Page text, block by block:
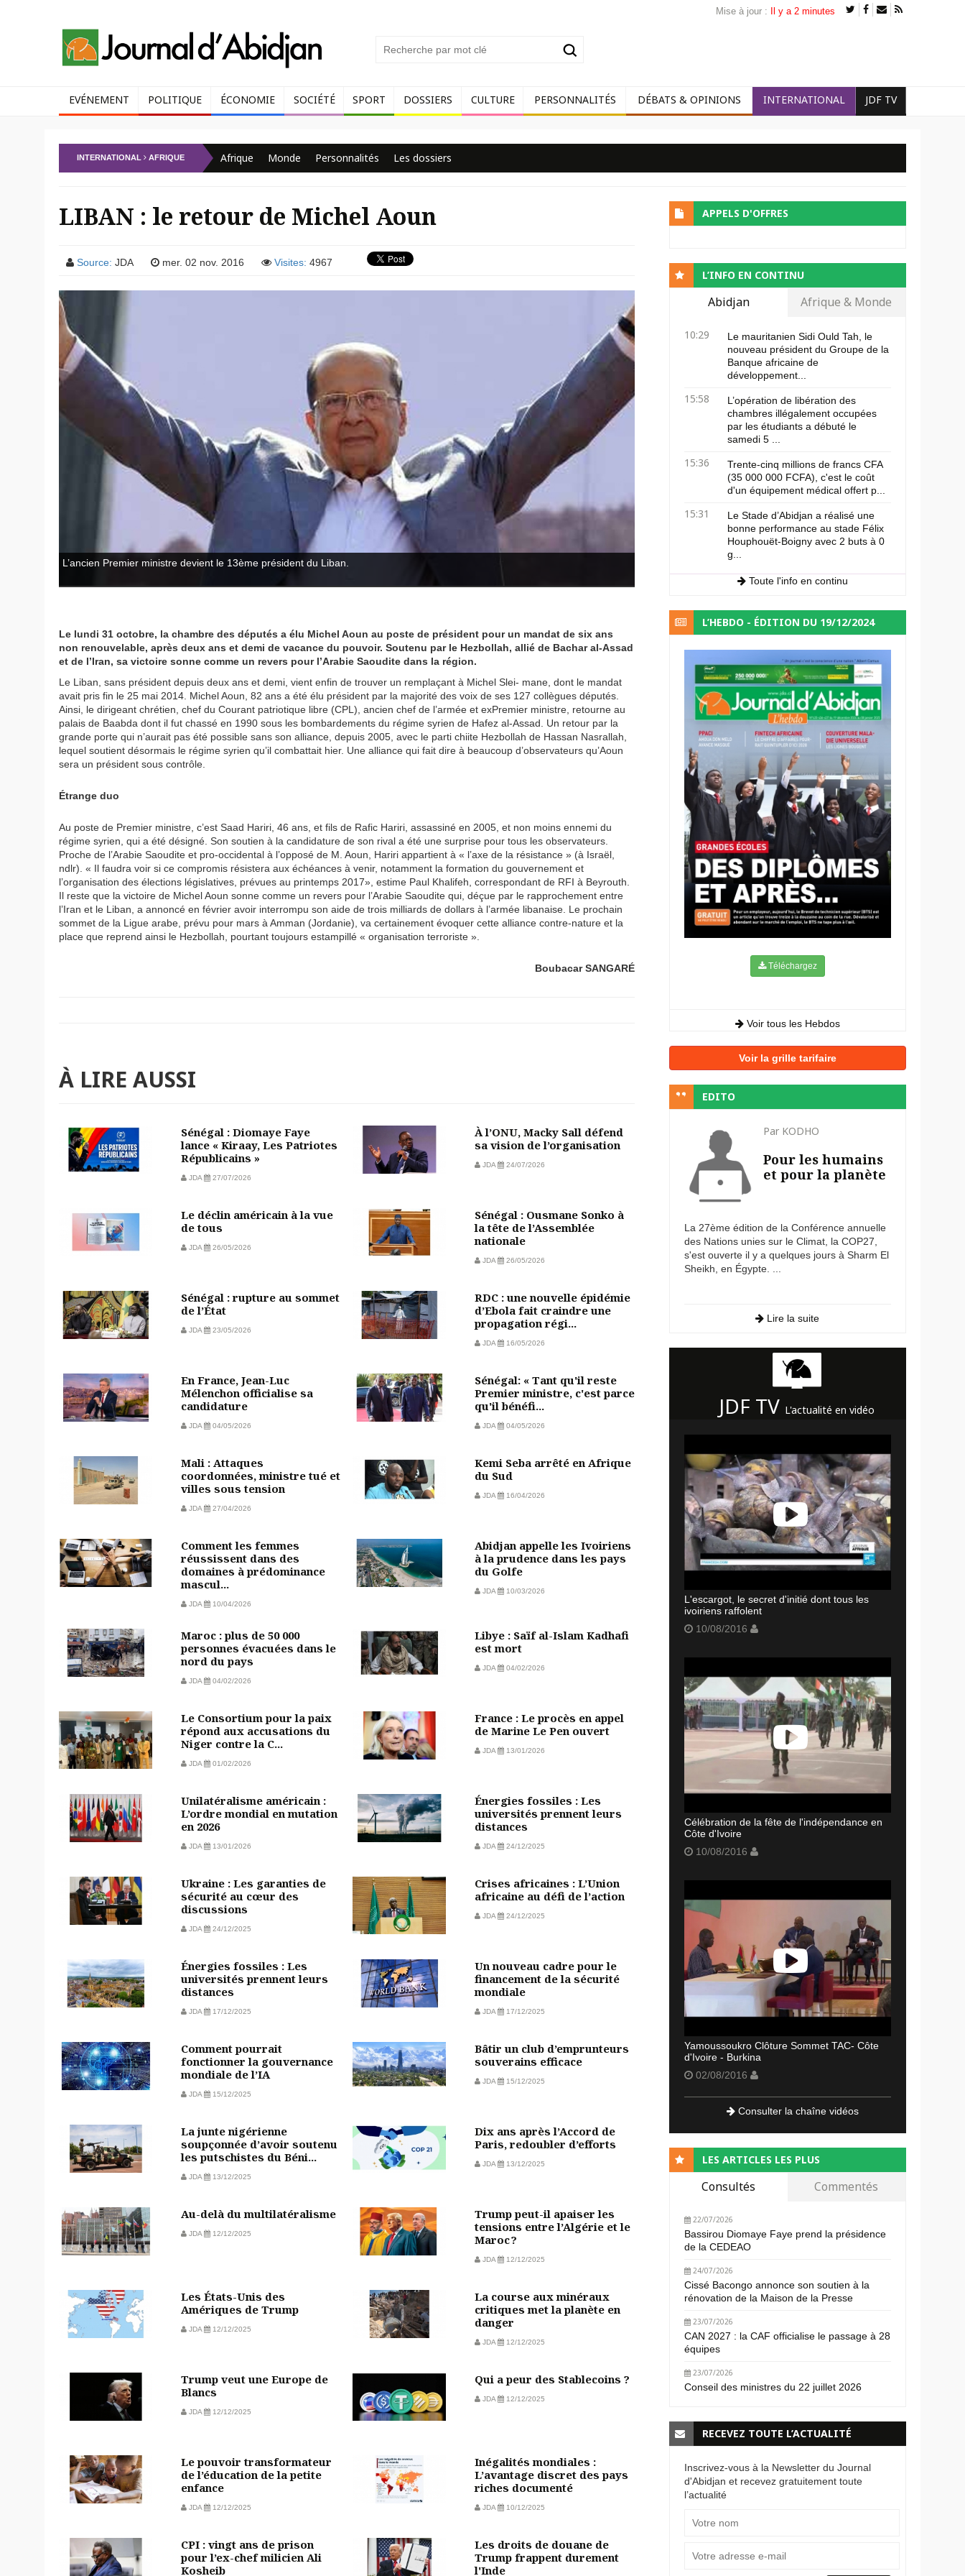
Mise à jour : Il y a 2 minutes
EVÉNEMENT POLITIQUE ÉCONOMIE SOCIÉTÉ SPORT DOSSIERS CULTURE PERSONNALITÉS DÉBATS & OPINIONS INTERNATIONAL JDF TV
INTERNATIONAL AFRIQUE Afrique Monde Personnalités Les dossiers
LIBAN : le retour de Michel Aoun
Source: JDA mer. 02 nov. 2016 Visites: 4967
L’ancien Premier ministre devient le 13ème président du Liban.
Le lundi 31 octobre, la chambre des députés a élu Michel Aoun au poste de président pour un mandat de six ans
non renouvelable, après deux ans et demi de vacance du pouvoir. Soutenu par le Hezbollah, allié de Bachar al-Assad
et de l’Iran, sa victoire sonne comme un revers pour l’Arabie Saoudite dans la région.
Le Liban, sans président depuis deux ans et demi, vient enfin de trouver un remplaçant à Michel Slei- mane, dont le mandat
avait pris fin le 25 mai 2014. Michel Aoun, 82 ans a été élu président par la majorité des voix de ses 127 collègues députés.
Ainsi, le dirigeant chrétien, chef du Courant patriotique libre (CPL), ancien chef de l’armée et exPremier ministre, retourne au
palais de Baabda dont il fut chassé en 1990 sous les bombardements du régime syrien de Hafez al-Assad. Un retour par la
grande porte qui n’aurait pas été possible sans son alliance, depuis 2005, avec le parti chiite Hezbollah de Hassan Nasrallah,
lequel soutient désormais le régime syrien qu’il combattait hier. Une alliance qui fait dire à beaucoup d’observateurs qu’Aoun
sera un président sous contrôle.
Étrange duo
Au poste de Premier ministre, c’est Saad Hariri, 46 ans, et fils de Rafic Hariri, assassiné en 2005, et non moins ennemi du
régime syrien, qui a été désigné. Son soutien à la candidature de son rival a été une surprise pour tous les observateurs.
Proche de l’Arabie Saoudite et pro-occidental à l’opposé de M. Aoun, Hariri appartient à « l’axe de la résistance » (à Israël,
ndlr). « Il faudra voir si ce compromis résistera aux échéances à venir, notamment la formation du gouvernement et
l’organisation des élections législatives, prévues au printemps 2017», estime Paul Khalifeh, correspondant de RFI à Beyrouth.
Il reste que la victoire de Michel Aoun sonne comme un revers pour l’Arabie Saoudite qui, déçue par le rapprochement entre
l’Iran et le Liban, a annoncé en février avoir interrompu son aide de trois milliards de dollars à l’armée libanaise. Le prochain
sommet de la Ligue arabe, prévu pour mars à Amman (Jordanie), va certainement évoquer cette alliance contre-nature et la
place que reprend ainsi le Hezbollah, pourtant toujours estampillé « organisation terroriste ».
Boubacar SANGARÉ
À LIRE AUSSI
Sénégal : Diomaye Faye
lance « Kiraay, Les Patriotes
Républicains »
JDA 27/07/2026
À l’ONU, Macky Sall défend
sa vision de l’organisation
JDA 24/07/2026
Le déclin américain à la vue
de tous
JDA 26/05/2026
Sénégal : Ousmane Sonko à
la tête de l’Assemblée
nationale
JDA 26/05/2026
Sénégal : rupture au sommet
de l’État
JDA 23/05/2026
RDC : une nouvelle épidémie
d’Ebola fait craindre une
propagation régi...
JDA 16/05/2026
En France, Jean-Luc
Mélenchon officialise sa
candidature
JDA 04/05/2026
Sénégal: « Tant qu'il reste
Premier ministre, c'est parce
qu'il bénéfi...
JDA 04/05/2026
Mali : Attaques
coordonnées, ministre tué et
villes sous tension
JDA 27/04/2026
Kemi Seba arrêté en Afrique
du Sud
JDA 16/04/2026
Comment les femmes
réussissent dans des
domaines à prédominance
mascul...
JDA 10/04/2026
Abidjan appelle les Ivoiriens
à la prudence dans les pays
du Golfe
JDA 10/03/2026
Maroc : plus de 50 000
personnes évacuées dans le
nord du pays
JDA 04/02/2026
Libye : Saïf al-Islam Kadhafi
est mort
JDA 04/02/2026
Le Consortium pour la paix
répond aux accusations du
Niger contre la C...
JDA 01/02/2026
France : Le procès en appel
de Marine Le Pen ouvert
JDA 13/01/2026
Unilatéralisme américain :
L’ordre mondial en mutation
en 2026
JDA 13/01/2026
Énergies fossiles : Les
universités prennent leurs
distances
JDA 24/12/2025
Ukraine : Les garanties de
sécurité au cœur des
discussions
JDA 24/12/2025
Crises africaines : L’Union
africaine au défi de l’action
JDA 24/12/2025
Énergies fossiles : Les
universités prennent leurs
distances
JDA 17/12/2025
Un nouveau cadre pour le
financement de la sécurité
mondiale
JDA 17/12/2025
Comment pourrait
fonctionner la gouvernance
mondiale de l’IA
JDA 15/12/2025
Bâtir un club d’emprunteurs
souverains efficace
JDA 15/12/2025
La junte nigérienne
soupçonnée d’avoir soutenu
les putschistes du Béni...
JDA 13/12/2025
Dix ans après l’Accord de
Paris, redoubler d’efforts
JDA 13/12/2025
Au-delà du multilatéralisme
JDA 12/12/2025
Trump peut-il apaiser les
tensions entre l’Algérie et le
Maroc ?
JDA 12/12/2025
Les États-Unis des
Amériques de Trump
JDA 12/12/2025
La course aux minéraux
critiques met la planète en
danger
JDA 12/12/2025
Trump veut une Europe de
Blancs
JDA 12/12/2025
Qui a peur des Stablecoins ?
JDA 12/12/2025
Le pouvoir transformateur
de l’éducation de la petite
enfance
JDA 12/12/2025
Inégalités mondiales :
L’avantage discret des pays
riches documenté
JDA 10/12/2025
CPI : vingt ans de prison
pour l’ex-chef milicien Ali
Kosheib
Les droits de douane de
Trump frappent durement
l'Inde
APPELS D'OFFRES
L’INFO EN CONTINU
Abidjan Afrique & Monde
10:29
Le mauritanien Sidi Ould Tah, le
nouveau président du Groupe de la
Banque africaine de
développement...
15:58
L’opération de libération des
chambres illégalement occupées
par les étudiants a débuté le
samedi 5 ...
15:36
Trente-cinq millions de francs CFA
(35 000 000 FCFA), c'est le coût
d'un équipement médical offert p...
15:31
Le Stade d’Abidjan a réalisé une
bonne performance au stade Félix
Houphouët-Boigny avec 2 buts à 0
g...
Toute l'info en continu
L’HEBDO - ÉDITION DU 19/12/2024
Téléchargez
Voir tous les Hebdos
Voir la grille tarifaire
EDITO
Par KODHO
Pour les humains
et pour la planète
La 27ème édition de la Conférence annuelle
des Nations unies sur le Climat, la COP27,
s'est ouverte il y a quelques jours à Sharm El
Sheikh, en Égypte. ...
Lire la suite
JDF TV L'actualité en vidéo
L'escargot, le secret d'initié dont tous les
ivoiriens raffolent
10/08/2016
Célébration de la fête de l'indépendance en
Côte d'Ivoire
10/08/2016
Yamoussoukro Clôture Sommet TAC- Côte
d'Ivoire - Burkina
02/08/2016
Consulter la chaîne vidéos
LES ARTICLES LES PLUS
Consultés Commentés
22/07/2026
Bassirou Diomaye Faye prend la présidence
de la CEDEAO
24/07/2026
Cissé Bacongo annonce son soutien à la
rénovation de la Maison de la Presse
23/07/2026
CAN 2027 : la CAF officialise le passage à 28
équipes
23/07/2026
Conseil des ministres du 22 juillet 2026
RECEVEZ TOUTE L’ACTUALITÉ
Inscrivez-vous à la Newsletter du Journal
d'Abidjan et recevez gratuitement toute
l’actualité